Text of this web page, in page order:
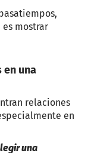
mostrar
en una
relaciones
en
una